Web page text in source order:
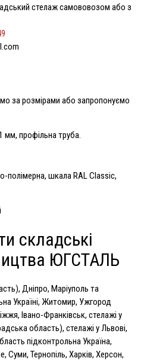
стелажсамововозом або з
за розмірами або запропонуємо
мм, профільна труба.
шкала RAL Classic,
складські
ЮГСТАЛЬ
Дніпро, Маріуполь та
Україні, Житомир, Ужгород
Івано-Франківськ, стелажі у
область), стелажі у Львові,
підконтрольна Україна,
Суми, Тернопіль, Харків, Херсон,